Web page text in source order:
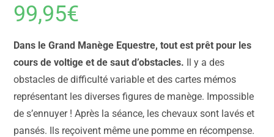
99,95€
Dans le Grand Manège Equestre, tout est prêt pour les
cours de voltige et de saut d’obstacles. Il y a des
obstacles de difficulté variable et des cartes mémos
représentant les diverses figures de manège. Impossible
de s’ennuyer ! Après la séance, les chevaux sont lavés et
pansés. Ils reçoivent même une pomme en récompense.